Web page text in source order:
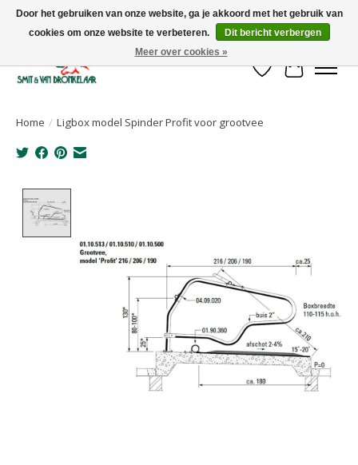
Uw leverancier voor stalinrichtingen en het opruwen van betonvloeren!
Verlanglijst
Home / Ligbox model Spinder Profit voor grootvee
Door het gebruiken van onze website, ga je akkoord met het gebruik van
cookies om onze website te verbeteren.
Dit bericht verbergen
Meer over cookies »